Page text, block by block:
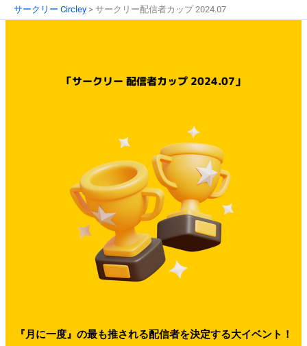
容
サークリー Circley > サークリー配信者カップ 2024.07
「サークリー 配信者カップ 2024.07」
『月に一度』の最も推される配信者を決定する大イベント！